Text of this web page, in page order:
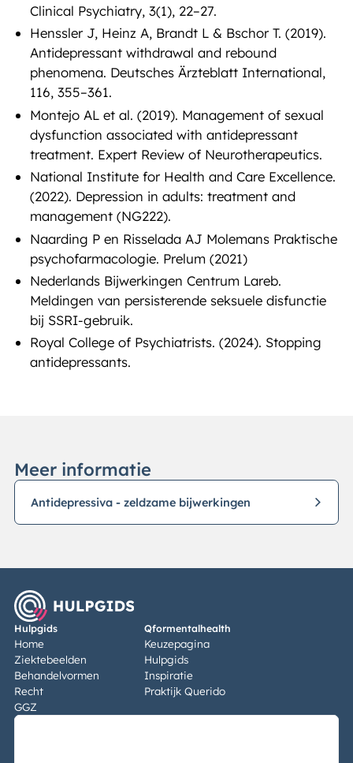
Clinical Psychiatry, 3(1), 22–27.
Henssler J, Heinz A, Brandt L & Bschor T. (2019).
Antidepressant withdrawal and rebound
phenomena. Deutsches Ärzteblatt International,
116, 355–361.
Montejo AL et al. (2019). Management of sexual
dysfunction associated with antidepressant
treatment. Expert Review of Neurotherapeutics.
National Institute for Health and Care Excellence.
(2022). Depression in adults: treatment and
management (NG222).
Naarding P en Risselada AJ Molemans Praktische
psychofarmacologie. Prelum (2021)
Nederlands Bijwerkingen Centrum Lareb.
Meldingen van persisterende seksuele disfunctie
bij SSRI-gebruik.
Royal College of Psychiatrists. (2024). Stopping
antidepressants.
Meer informatie
Antidepressiva - zeldzame bijwerkingen
Hulpgids
Home
Ziektebeelden
Behandelvormen
Recht
GGZ
Qformentalhealth
Keuzepagina
Hulpgids
Inspiratie
Praktijk Querido